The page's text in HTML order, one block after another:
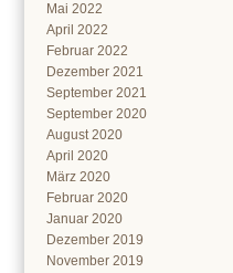
Mai 2022
April 2022
Februar 2022
Dezember 2021
September 2021
September 2020
August 2020
April 2020
März 2020
Februar 2020
Januar 2020
Dezember 2019
November 2019